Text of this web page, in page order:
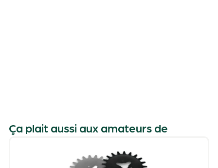
Ça plait aussi aux amateurs de